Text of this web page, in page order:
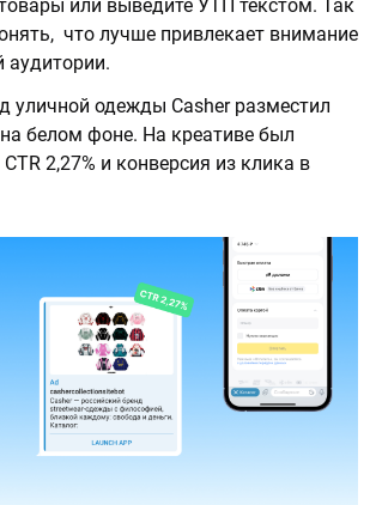
или выведите УТП текстом. Так
что лучше привлекает внимание
аудитории.
уличной одежды Casher разместил
белом фоне. На креативе был
2,27% и конверсия из клика в